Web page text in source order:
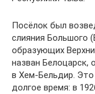
Посёлок был
слияния Большого
образующих
назван Белоцарск,
в Хем-Бельдир. Это
долгое время: в